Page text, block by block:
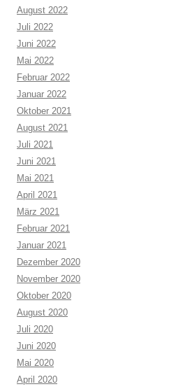
August 2022
Juli 2022
Juni 2022
Mai 2022
Februar 2022
Januar 2022
Oktober 2021
August 2021
Juli 2021
Juni 2021
Mai 2021
April 2021
März 2021
Februar 2021
Januar 2021
Dezember 2020
November 2020
Oktober 2020
August 2020
Juli 2020
Juni 2020
Mai 2020
April 2020